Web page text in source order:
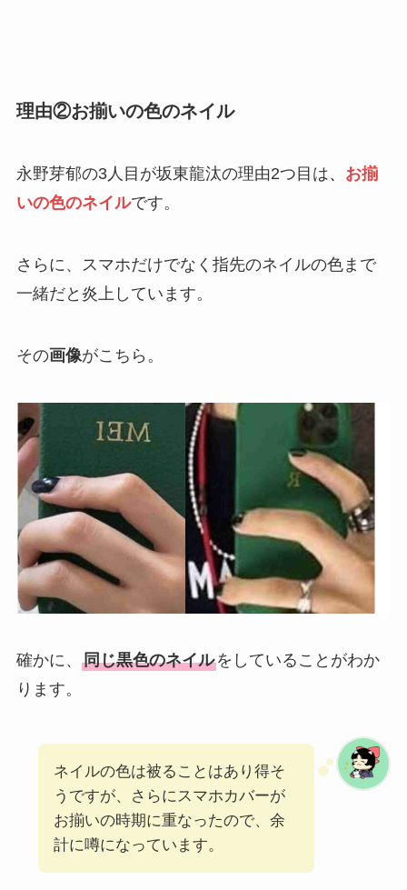
理由②お揃いの色のネイル
永野芽郁の3人目が坂東龍汰の理由2つ目は、 お揃
いの色のネイルです。
さらに、スマホだけでなく指先のネイルの色まで
一緒だと炎上しています。
その画像がこちら。
確かに、 同じ黒色のネイルをしていることがわか
ります。
ネイルの色は被ることはあり得そ
うですが、さらにスマホカバーが
お揃いの時期に重なったので、余
計に噂になっています。